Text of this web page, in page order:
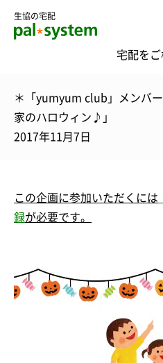
生協の宅配
宅配を
＊「yumyum club」メンバ
家のハロウィン♪」
2017年11月7日
この企画に参加いただくには
録が必要です。